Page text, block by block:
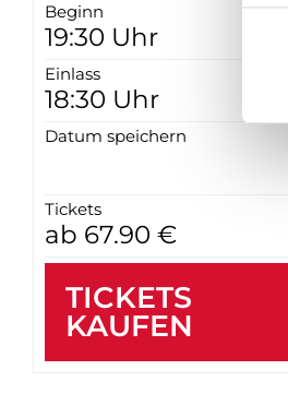
Beginn
19:30 Uhr
Einlass
18:30 Uhr
Datum speichern
Tickets
ab 67.90 €
TICKETS
KAUFEN